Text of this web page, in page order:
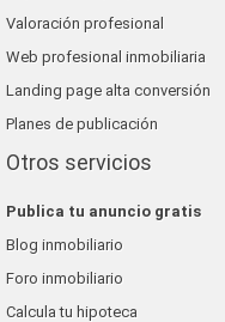
Valoración profesional
Web profesional inmobiliaria
Landing page alta conversión
Planes de publicación
Otros servicios
Publica tu anuncio gratis
Blog inmobiliario
Foro inmobiliario
Calcula tu hipoteca